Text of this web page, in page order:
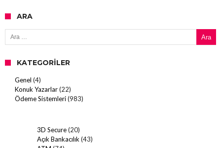
ARA
Arama:
KATEGORILER
Genel (4)
Konuk Yazarlar(22)
Ödeme Sistemleri(983)
3D Secure(20)
Açık Bankacılık (43)